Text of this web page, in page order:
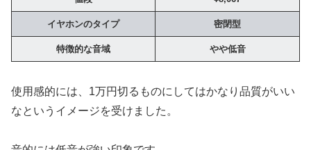
イヤホンのタイプ 密閉型
特徴的な音域 やや低音
使用感的には、1万円切るものにしてはかなり品質がいい
なというイメージを受けました。